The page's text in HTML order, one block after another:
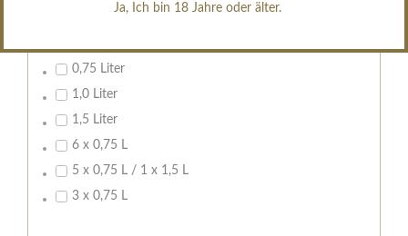
Ja, Ich bin 18 Jahre oder älter.
0,75 Liter
1,0 Liter
1,5 Liter
6 x 0,75 L
5 x 0,75 L / 1 x 1,5 L
3 x 0,75 L